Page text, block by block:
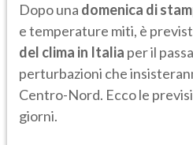
Dopo una domenica di
e temperature miti, è
del clima in Italia per il
perturbazioni che
Centro-Nord. Ecco le
giorni.